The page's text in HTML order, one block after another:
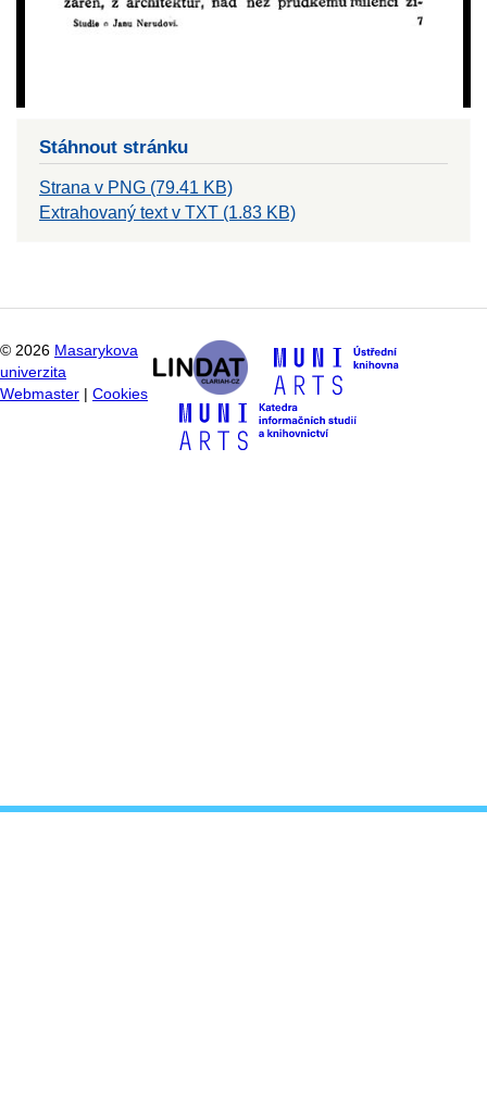
Stáhnout stránku
Strana v PNG (79.41 KB)
Extrahovaný text v TXT (1.83 KB)
© 2026 Masarykova
univerzita
Webmaster
Cookies